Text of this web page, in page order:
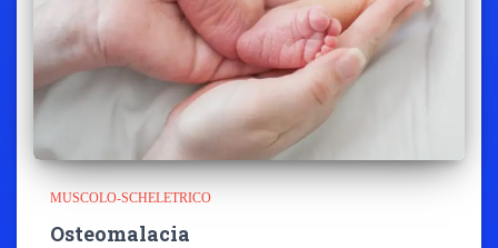
MUSCOLO-SCHELETRICO
Osteomalacia